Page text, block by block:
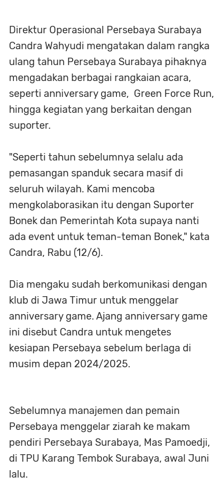
Direktur Operasional Persebaya Surabaya
Candra Wahyudi mengatakan dalam rangka
ulang tahun Persebaya Surabaya pihaknya
mengadakan berbagai rangkaian acara,
seperti anniversary game, Green Force Run,
hingga kegiatan yang berkaitan dengan
suporter.
"Seperti tahun sebelumnya selalu ada
pemasangan spanduk secara masif di
seluruh wilayah. Kami mencoba
mengkolaborasikan itu dengan Suporter
Bonek dan Pemerintah Kota supaya nanti
ada event untuk teman-teman Bonek," kata
Candra, Rabu (12/6).
Dia mengaku sudah berkomunikasi dengan
klub di Jawa Timur untuk menggelar
anniversary game. Ajang anniversary game
ini disebut Candra untuk mengetes
kesiapan Persebaya sebelum berlaga di
musim depan 2024/2025.
Sebelumnya manajemen dan pemain
Persebaya menggelar ziarah ke makam
pendiri Persebaya Surabaya, Mas Pamoedji,
di TPU Karang Tembok Surabaya, awal Juni
lalu.